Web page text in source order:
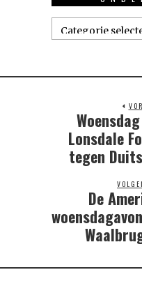
Onderwerpen
Lonsdale
tegen
De